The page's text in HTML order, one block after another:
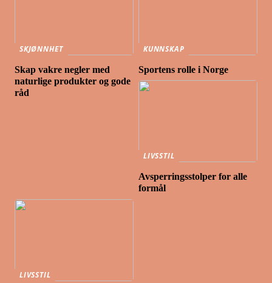
SKJØNNHET
Skap vakre negler med
naturlige produkter og gode
råd
KUNNSKAP
Sportens rolle i Norge
LIVSSTIL
Avsperringsstolper for alle
formål
LIVSSTIL